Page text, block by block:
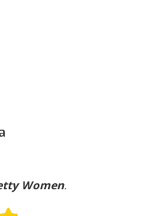
Women.